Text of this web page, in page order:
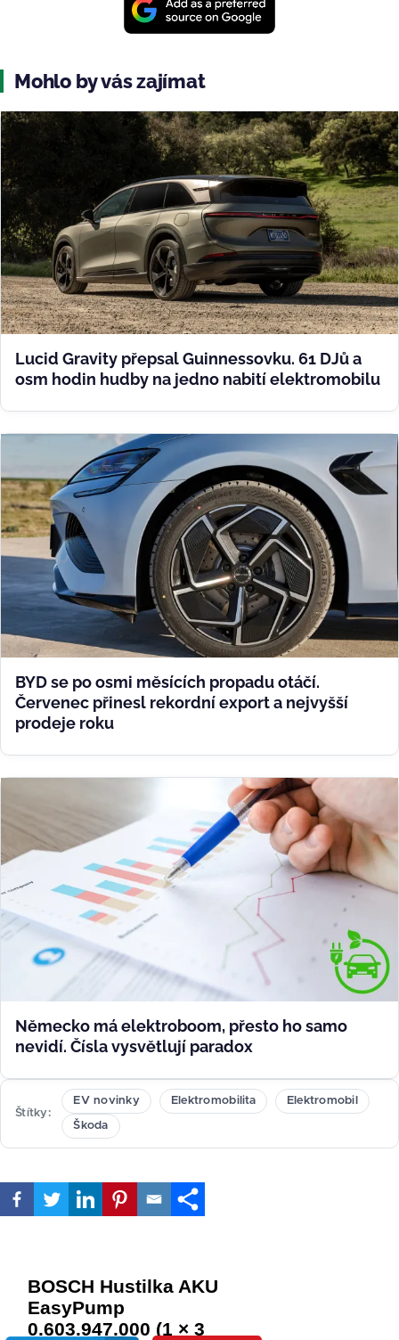
Mohlo by vás zajímat
Lucid Gravity přepsal Guinnessovku. 61 DJů a
osm hodin hudby na jedno nabití elektromobilu
BYD se po osmi měsících propadu otáčí.
Červenec přinesl rekordní export a nejvyšší
prodeje roku
Německo má elektroboom, přesto ho samo
nevidí. Čísla vysvětlují paradox
Štítky
EV novinky Elektromobilita Elektromobil
Škoda